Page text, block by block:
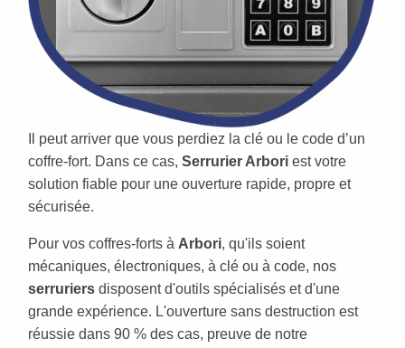
Il peut arriver que vous perdiez la clé ou le code d’un
coffre-fort. Dans ce cas, Serrurier Arbori est votre
solution fiable pour une ouverture rapide, propre et
sécurisée.
Pour vos coffres-forts à Arbori, qu'ils soient
mécaniques, électroniques, à clé ou à code, nos
serruriers disposent d'outils spécialisés et d'une
grande expérience. L'ouverture sans destruction est
réussie dans 90 % des cas, preuve de notre